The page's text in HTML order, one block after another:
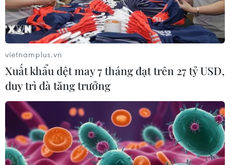
Vụ ‘lọt’ phim có ‘đường lưỡi bò’: Quyền
vietnamplus.vn
Xuất khẩu dệt may 7 tháng đạt trên 27 tỷ USD,
duy trì đà tăng trưởng